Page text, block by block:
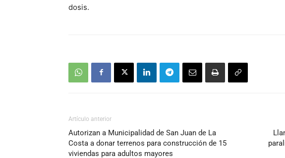
dosis.
Artículo anterior
Autorizan a Municipalidad de San Juan de La
Costa a donar terrenos para construcción de 15
viviendas para adultos mayores